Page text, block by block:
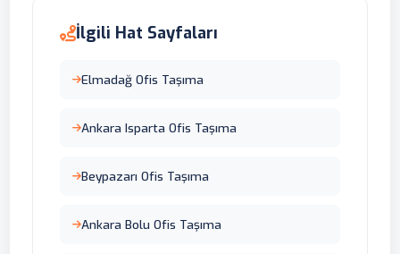
İlgili Hat Sayfaları
Elmadağ Ofis Taşıma
Ankara Isparta Ofis Taşıma
Beypazarı Ofis Taşıma
Ankara Bolu Ofis Taşıma